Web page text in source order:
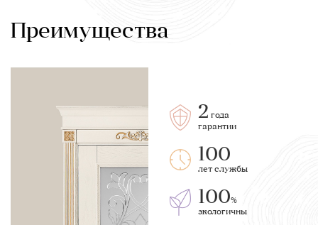
Преимущества
2 года
гарантии
100
лет службы
100%
экологичны